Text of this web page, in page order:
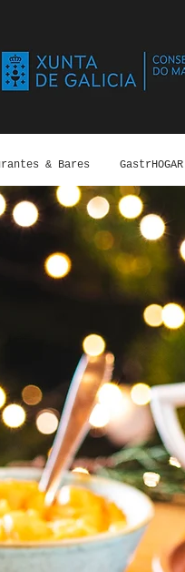
& Bares GastrHOGAR